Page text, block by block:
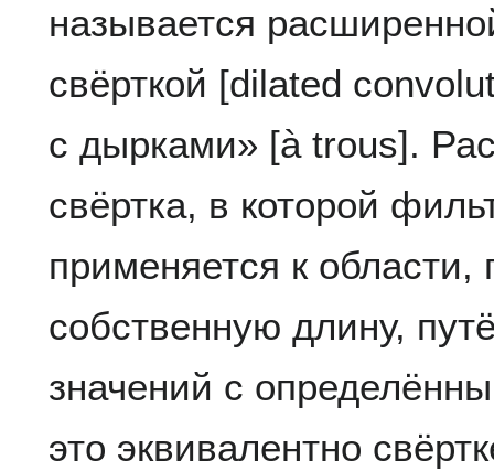
называется
свёрткой [dilated
с дырками» [à trous].
свёртка, в которой
применяется к
собственную длину,
значений с
это эквивалентно